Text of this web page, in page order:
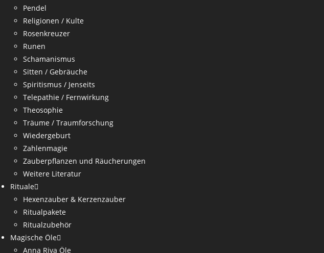
Pendel
Religionen / Kulte
Rosenkreuzer
Runen
Schamanismus
Sitten / Gebräuche
Spiritismus / Jenseits
Telepathie / Fernwirkung
Theosophie
Träume / Traumforschung
Wiedergeburt
Zahlenmagie
Zauberpflanzen und Räucherungen
Weitere Literatur
Rituale
Hexenzauber & Kerzenzauber
Ritualpakete
Ritualzubehör
Magische Öle
Anna Riva Öle